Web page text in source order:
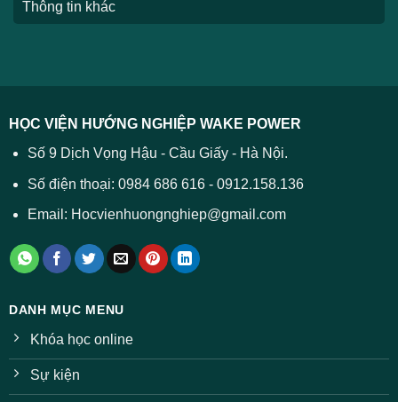
Thông tin khác
HỌC VIỆN HƯỚNG NGHIỆP WAKE POWER
Số 9 Dịch Vọng Hậu - Cầu Giấy - Hà Nội.
Số điện thoại: 0984 686 616 - 0912.158.136
Email: Hocvienhuongnghiep@gmail.com
DANH MỤC MENU
Khóa học online
Sự kiện